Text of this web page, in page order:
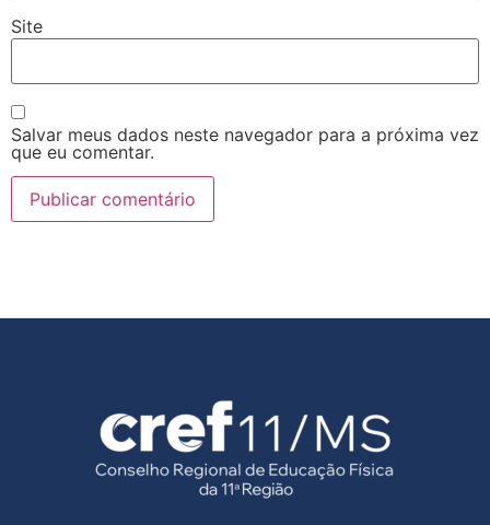
Site
Salvar meus dados neste navegador para a próxima vez
que eu comentar.